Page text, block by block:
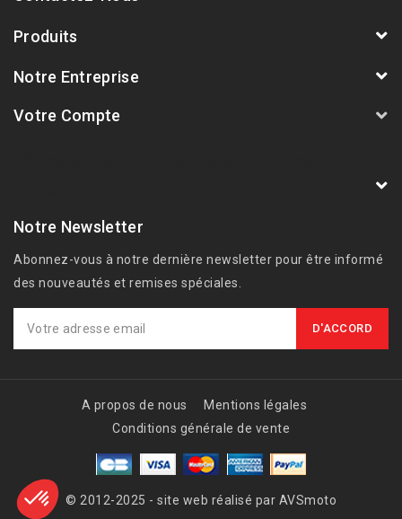
Produits
Notre Entreprise
Votre Compte
Notre Newsletter
Abonnez-vous à notre dernière newsletter pour être informé
des nouveautés et remises spéciales.
A propos de nous
Mentions légales
Conditions générale de vente
© 2012-2025 - site web réalisé par AVSmoto